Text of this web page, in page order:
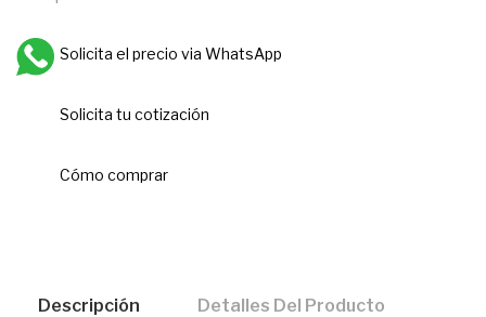
Solicita el precio via WhatsApp
Solicita tu cotización
Cómo comprar
Descripción Detalles Del Producto